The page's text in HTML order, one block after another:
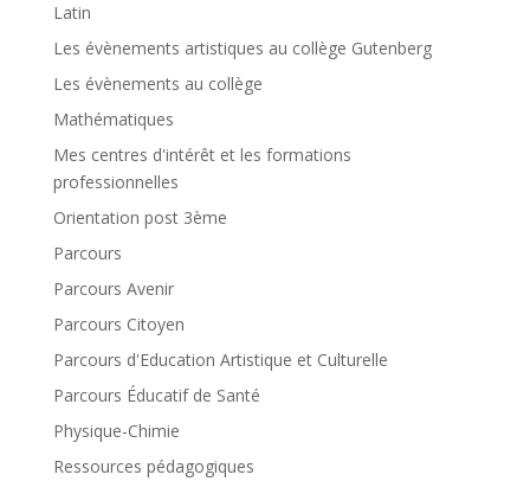
Latin
Les évènements artistiques au collège Gutenberg
Les évènements au collège
Mathématiques
Mes centres d'intérêt et les formations
professionnelles
Orientation post 3ème
Parcours
Parcours Avenir
Parcours Citoyen
Parcours d'Education Artistique et Culturelle
Parcours Éducatif de Santé
Physique-Chimie
Ressources pédagogiques